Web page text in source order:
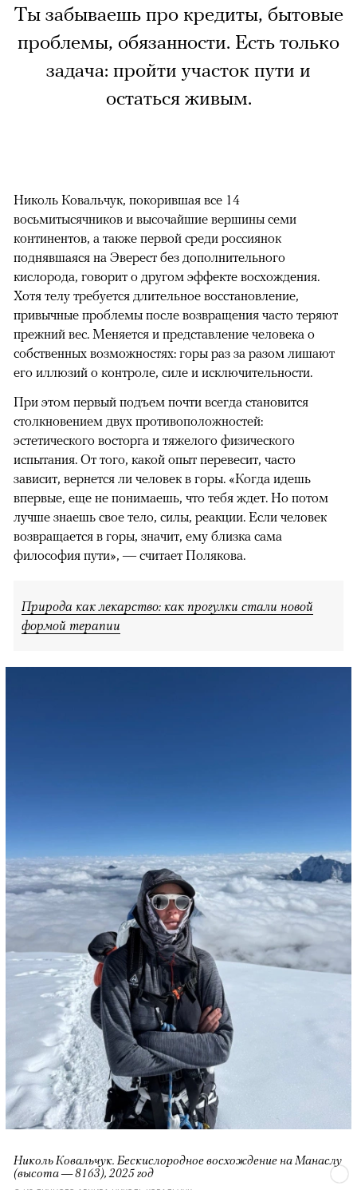
Ты забываешь про кредиты, бытовые
проблемы, обязанности. Есть только
задача: пройти участок пути и
остаться живым.
Николь Ковальчук, покорившая все 14
восьмитысячников и высочайшие вершины семи
континентов, а также первой среди россиянок
поднявшаяся на Эверест без дополнительного
кислорода, говорит о другом эффекте восхождения.
Хотя телу требуется длительное восстановление,
привычные проблемы после возвращения часто теряют
прежний вес. Меняется и представление человека о
собственных возможностях: горы раз за разом лишают
его иллюзий о контроле, силе и исключительности.
При этом первый подъем почти всегда становится
столкновением двух противоположностей:
эстетического восторга и тяжелого физического
испытания. От того, какой опыт перевесит, часто
зависит, вернется ли человек в горы. «Когда идешь
впервые, еще не понимаешь, что тебя ждет. Но потом
лучше знаешь свое тело, силы, реакции. Если человек
возвращается в горы, значит, ему близка сама
философия пути», — считает Полякова.
Природа как лекарство: как прогулки стали новой
формой терапии
Николь Ковальчук. Бескислородное восхождение на Манаслу
(высота — 8163), 2025 год